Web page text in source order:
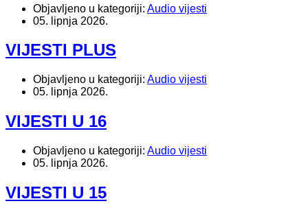
Objavljeno u kategoriji: Audio vijesti
05. lipnja 2026.
VIJESTI PLUS
Objavljeno u kategoriji: Audio vijesti
05. lipnja 2026.
VIJESTI U 16
Objavljeno u kategoriji: Audio vijesti
05. lipnja 2026.
VIJESTI U 15